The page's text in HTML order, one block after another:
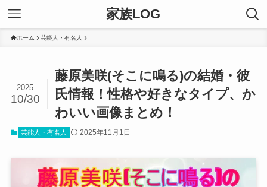
家族LOG
ホーム 芸能人・有名人
藤原美咲(そこに鳴る)の結婚・彼
氏情報！性格や好きなタイプ、か
わいい画像まとめ！
2025
10/30
芸能人・有名人 2025年11月1日